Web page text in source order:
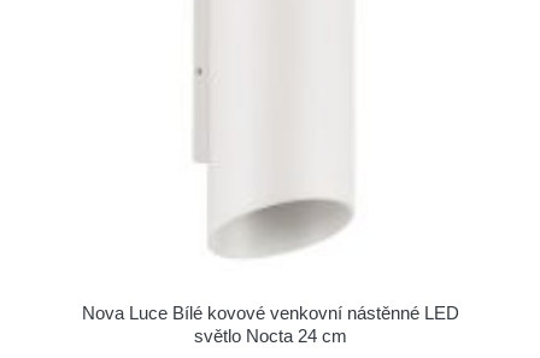
Nova Luce Bílé kovové venkovní nástěnné LED
světlo Nocta 24 cm